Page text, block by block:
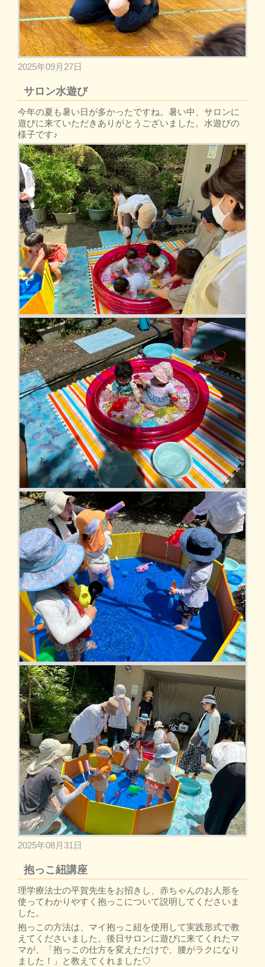
2025年09月27日
サロン水遊び
今年の夏も暑い日が多かったですね。暑い中、サロンに
遊びに来ていただきありがとうございました。水遊びの
様子です♪
2025年08月31日
抱っこ紐講座
理学療法士の平賀先生をお招きし、赤ちゃんのお人形を
使ってわかりやすく抱っこについて説明してくださいま
した。
抱っこの方法は、マイ抱っこ紐を使用して実践形式で教
えてくださいました。後日サロンに遊びに来てくれたマ
マが、「抱っこの仕方を変えただけで、腰がラクになり
ました！」と教えてくれました♡